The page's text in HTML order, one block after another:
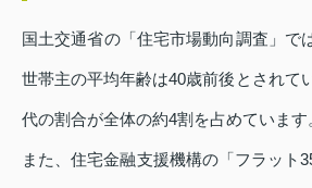
国土交通省の「住宅市場動向調査」で
世帯主の平均年齢は40歳前後とされて
代の割合が全体の約4割を占めています
また、住宅金融支援機構の「フラット